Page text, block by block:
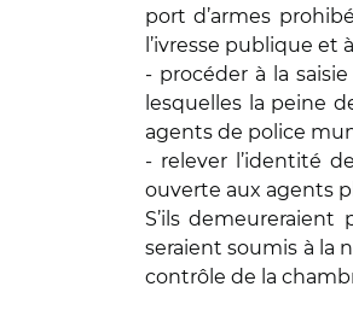
port d’armes
l’ivresse publique et
- procéder à la
lesquelles la peine
agents de police
- relever l’identité
ouverte aux agents
S’ils
seraient soumis à la
contrôle de la